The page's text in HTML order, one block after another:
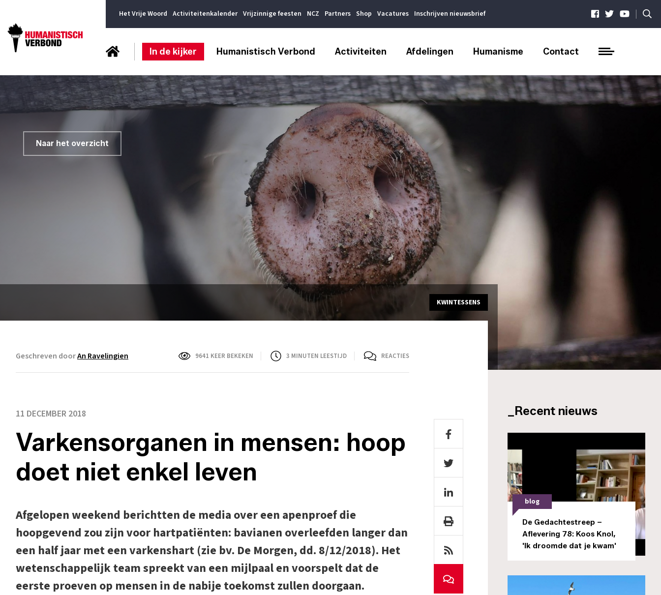
Het Vrije Woord Activiteitenkalender Vrijzinnige feesten NCZ Partners Shop Vacatures Inschrijven nieuwsbrief |
In de kijker Humanistisch Verbond Activiteiten Afdelingen Humanisme Contact
Naar het overzicht
KWINTESSENS
Geschreven doorAn Ravelingien 9641 KEER BEKEKEN 3 MINUTEN LEESTIJD REACTIES
11 DECEMBER 2018
Varkensorganen in mensen: hoop
doet niet enkel leven
Afgelopen weekend berichtten de media over een apenproef die
hoopgevend zou zijn voor hartpatiënten: bavianen overleefden langer dan
een half jaar met een varkenshart (zie bv. De Morgen, dd. 8/12/2018). Het
wetenschappelijk team spreekt van een mijlpaal en voorspelt dat de
eerste proeven op mensen in de nabije toekomst zullen doorgaan.
_Recent nieuws
blog
De Gedachtestreep –
Aflevering 78: Koos Knol,
'Ik droomde dat je kwam'